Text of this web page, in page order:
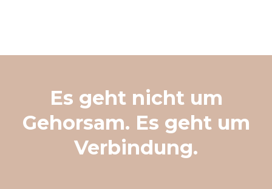
Es geht nicht um
Gehorsam. Es geht um
Verbindung.